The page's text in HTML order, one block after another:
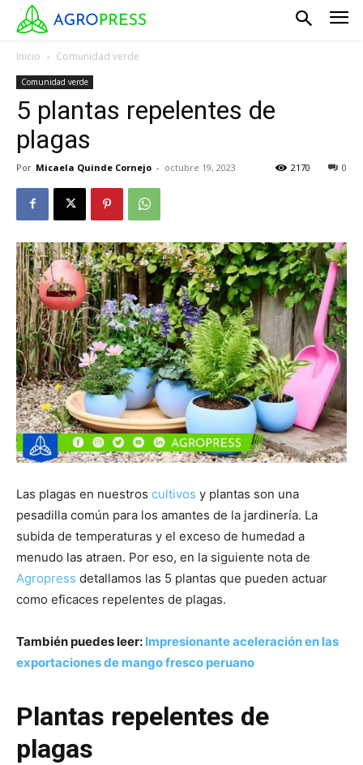
Inicio Comunidad verde
Comunidad verde
5 plantas repelentes de
plagas
Por Micaela Quinde Cornejo - octubre 19, 2023 0
2170
Las plagas en nuestros cultivos y plantas son una
pesadilla común para los amantes de la jardinería. La
subida de temperaturas y el exceso de humedad a
menudo las atraen. Por eso, en la siguiente nota de
Agropress detallamos las 5 plantas que pueden actuar
como eficaces repelentes de plagas.
También puedes leer: Impresionante aceleración en las
exportaciones de mango fresco peruano
Plantas repelentes de
plagas